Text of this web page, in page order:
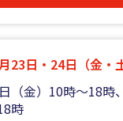
23日・24日（金・
（金）10時～18時
時